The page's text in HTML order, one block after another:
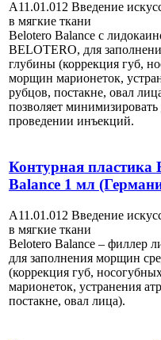
А11.01.012 Введение
в мягкие ткани
Belotero Balance с
BELOTERO, для
глубины (коррекция губ,
морщин марионеток,
рубцов, постакне, овал
позволяет
проведении инъекций.
Контурная пластика
Balance 1 мл
А11.01.012 Введение
в мягкие ткани
Belotero Balance – филлер
для заполнения морщин
(коррекция губ,
марионеток, устранения
постакне, овал лица).